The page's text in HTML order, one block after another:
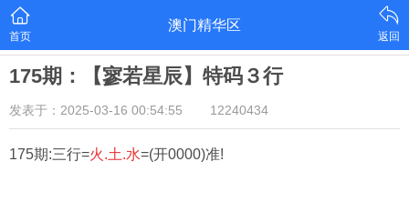
首页
澳门精华区
返回
175期：【寥若星辰】特码３行
发表于：2025-03-16 00:54:55 12240434
175期:三行=火.土.水=(开0000)准!